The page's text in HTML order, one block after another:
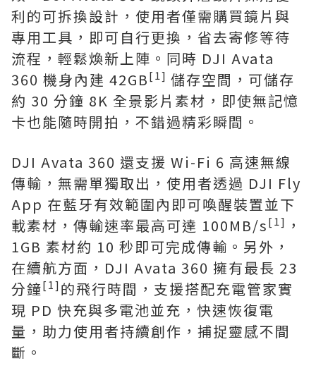
利的可拆換設計，使用者僅需購買鏡片與
專用工具，即可自行更換，省去寄修等待
流程，輕鬆煥新上陣。同時 DJI Avata
360 機身內建 42GB[1] 儲存空間，可儲存
約 30 分鐘 8K 全景影片素材，即使無記憶
卡也能隨時開拍，不錯過精彩瞬間。
DJI Avata 360 還支援 Wi-Fi 6 高速無線
傳輸，無需單獨取出，使用者透過 DJI Fly
App 在藍牙有效範圍內即可喚醒裝置並下
載素材，傳輸速率最高可達 100MB/s[1] ，
1GB 素材約 10 秒即可完成傳輸。另外，
在續航方面，DJI Avata 360 擁有最長 23
分鐘[1] 的飛行時間，支援搭配充電管家實
現 PD 快充與多電池並充，快速恢復電
量，助力使用者持續創作，捕捉靈感不間
斷。